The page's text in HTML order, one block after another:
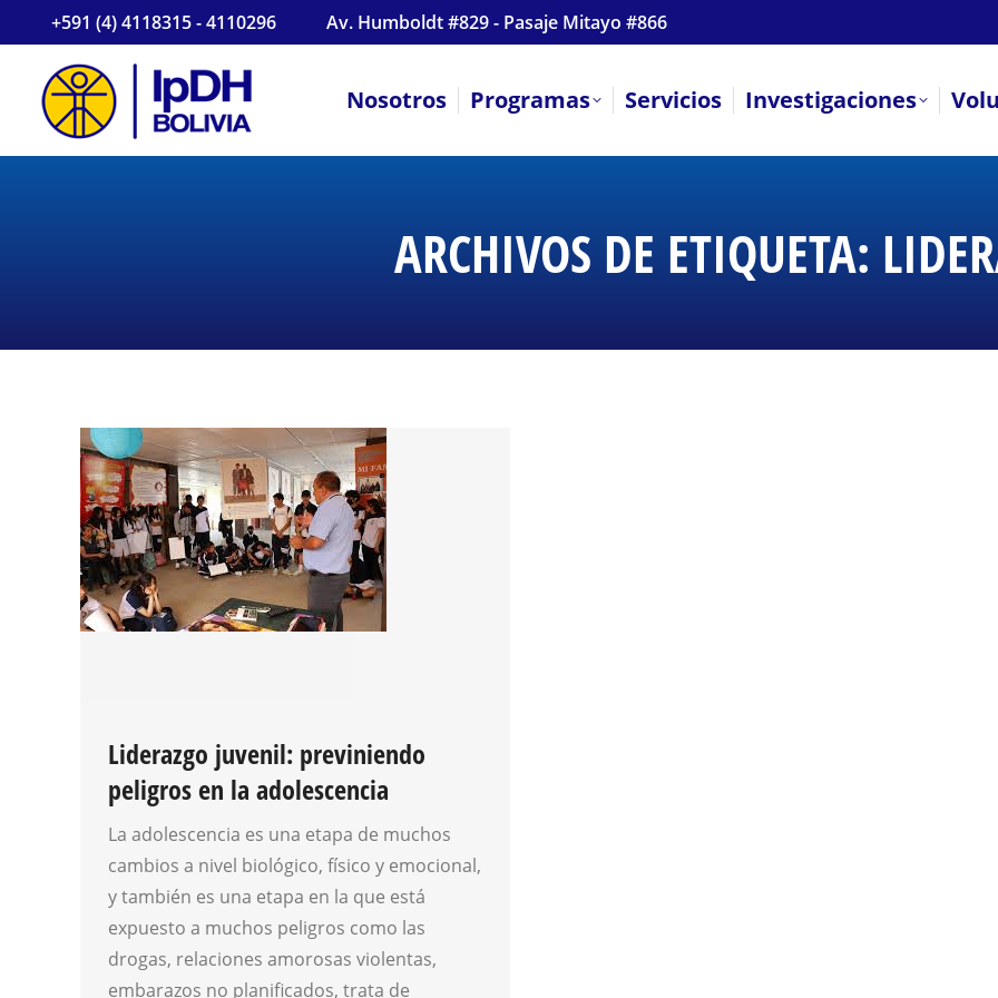
+591 (4) 4118315 - 4110296 Av. Humboldt #829 - Pasaje Mitayo #866
Nosotros Programas Servicios Investigaciones
ARCHIVOS DE ETIQUETA:
Liderazgo juvenil: previniendo
peligros en la adolescencia
La adolescencia es una etapa de muchos
cambios a nivel biológico, físico y emocional,
y también es una etapa en la que está
expuesto a muchos peligros como las
drogas, relaciones amorosas violentas,
embarazos no planificados, trata de